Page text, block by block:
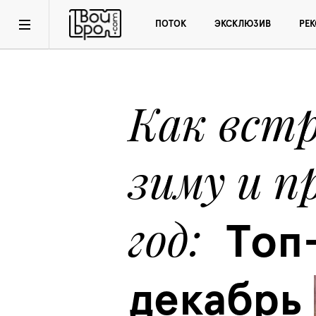
ПОТОК ЭКСКЛЮЗИВ
Как
зиму и
год
декабрь